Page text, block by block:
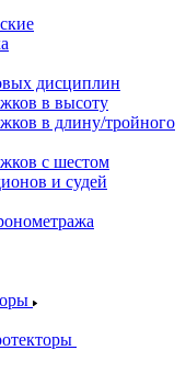
дисциплин
в высоту
в длину/тройного
с шестом
и судей